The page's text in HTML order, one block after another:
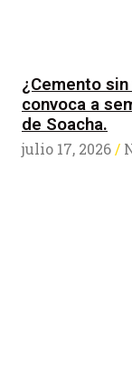
¿Cemento
convoca a
de Soacha.
julio 17, 2026